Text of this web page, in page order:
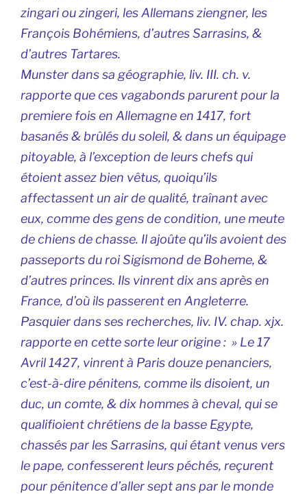
zingari ou zingeri, les Allemans ziengner, les
François Bohémiens, d’autres Sarrasins, &
d’autres Tartares.
Munster dans sa géographie, liv. III. ch. v.
rapporte que ces vagabonds parurent pour la
premiere fois en Allemagne en 1417, fort
basanés & brûlés du soleil, & dans un équipage
pitoyable, à l’exception de leurs chefs qui
étoient assez bien vêtus, quoiqu’ils
affectassent un air de qualité, traînant avec
eux, comme des gens de condition, une meute
de chiens de chasse. Il ajoûte qu’ils avoient des
passeports du roi Sigismond de Boheme, &
d’autres princes. Ils vinrent dix ans après en
France, d’où ils passerent en Angleterre.
Pasquier dans ses recherches, liv. IV. chap. xjx.
rapporte en cette sorte leur origine : » Le 17
Avril 1427, vinrent à Paris douze penanciers,
c’est-à-dire pénitens, comme ils disoient, un
duc, un comte, & dix hommes à cheval, qui se
qualifioient chrétiens de la basse Egypte,
chassés par les Sarrasins, qui étant venus vers
le pape, confesserent leurs péchés, reçurent
pour pénitence d’aller sept ans par le monde